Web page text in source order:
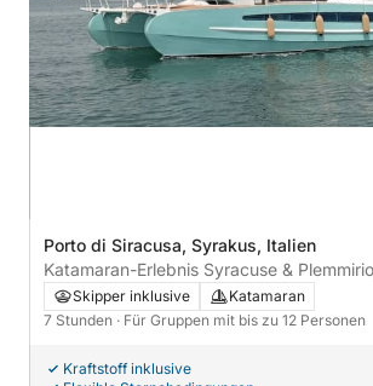
Porto di Siracusa, Syrakus, Italien
Katamaran-Erlebnis Syracuse &
Entspannung und Meer
Skipper inklusive
Katamaran
7 Stunden · Für Gruppen mit bis zu 12 Personen
Kraftstoff inklusive